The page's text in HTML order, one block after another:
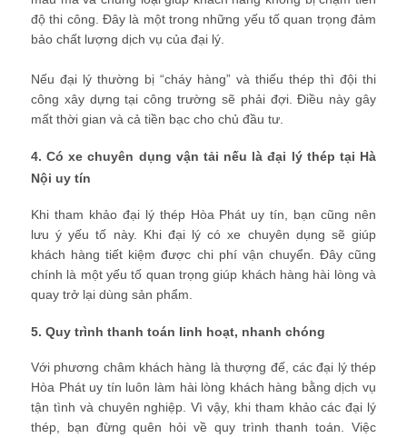
độ thi công. Đây là một trong những yếu tố quan trọng đảm
bảo chất lượng dịch vụ của đại lý.
Nếu đại lý thường bị “cháy hàng” và thiếu thép thì đội thi
công xây dựng tại công trường sẽ phải đợi. Điều này gây
mất thời gian và cả tiền bạc cho chủ đầu tư.
4. Có xe chuyên dụng vận tải nếu là đại lý thép tại Hà
Nội uy tín
Khi tham khảo đại lý thép Hòa Phát uy tín, bạn cũng nên
lưu ý yếu tố này. Khi đại lý có xe chuyên dụng sẽ giúp
khách hàng tiết kiệm được chi phí vận chuyển. Đây cũng
chính là một yếu tố quan trọng giúp khách hàng hài lòng và
quay trở lại dùng sản phẩm.
5. Quy trình thanh toán linh hoạt, nhanh chóng
Với phương châm khách hàng là thượng đế, các đại lý thép
Hòa Phát uy tín luôn làm hài lòng khách hàng bằng dịch vụ
tận tình và chuyên nghiệp. Vì vậy, khi tham khảo các đại lý
thép, bạn đừng quên hỏi về quy trình thanh toán. Việc